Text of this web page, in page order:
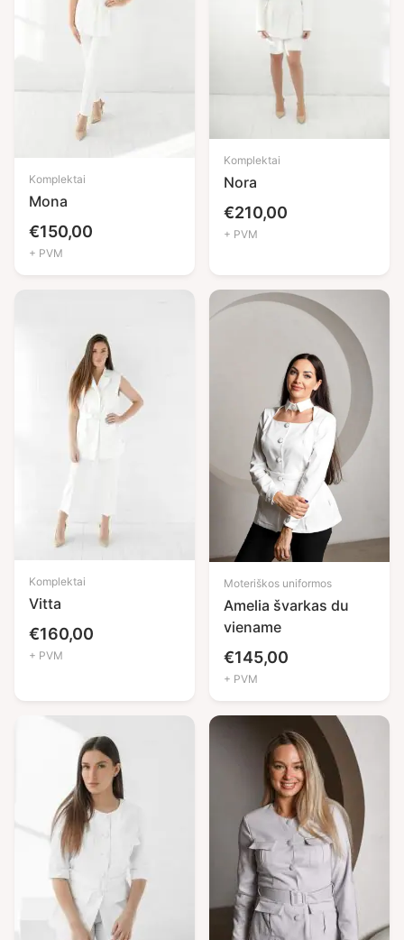
Komplektai
Mona
€150,00
+ PVM
Komplektai
Nora
€210,00
+ PVM
Komplektai
Vitta
€160,00
+ PVM
Moteriškos uniformos
Amelia švarkas du
viename
€145,00
+ PVM